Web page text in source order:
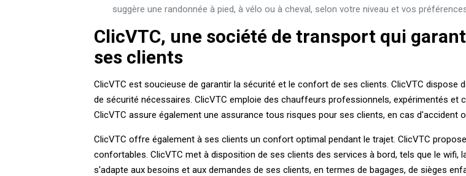
suggère une randonnée à pied, à vélo ou à cheval, selon votre niveau et vos
ClicVTC, une société de transport qui
ses clients
ClicVTC est soucieuse de garantir la sécurité et le confort de ses clients. ClicVTC
de sécurité nécessaires. ClicVTC emploie des chauffeurs professionnels, expérimentés
ClicVTC assure également une assurance tous risques pour ses clients, en cas d'accident
ClicVTC offre également à ses clients un confort optimal pendant le trajet. ClicVTC
confortables. ClicVTC met à disposition de ses clients des services à bord, tels que le wifi,
s'adapte aux besoins et aux demandes de ses clients, en termes de bagages, de sièges